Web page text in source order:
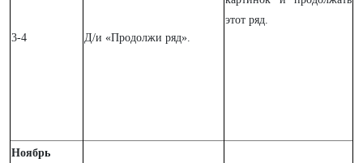
3-4 Д/и «Продолжи ряд».
этот ряд.
Ноябрь